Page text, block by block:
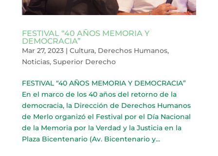
FESTIVAL “40 AÑOS MEMORIA Y
DEMOCRACIA”
Mar 27, 2023| Cultura, Derechos Humanos,
Noticias, Superior Derecho
FESTIVAL “40 AÑOS MEMORIA Y DEMOCRACIA”
En el marco de los 40 años del retorno de la
democracia, la Dirección de Derechos Humanos
de Merlo organizó el Festival por el Día Nacional
de la Memoria por la Verdad y la Justicia en la
Plaza Bicentenario (Av. Bicentenario y...